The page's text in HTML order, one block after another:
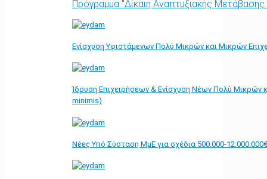
Πρόγραμμα "Δίκαιη Αναπτυξιακής
Ενίσχυση Υφιστάμενων Πολύ Μικρών και Μικρών
Ίδρυση Επιχειρήσεων & Ενίσχυση Νέων Πολύ Μικρών
minimis)
Νέες Υπό Σύσταση ΜμΕ για σχέδια 500.000-